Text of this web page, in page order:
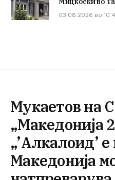
03.08.2026 во
Мукаетов на
„Македонија
„’Алкалоид’
Македонија